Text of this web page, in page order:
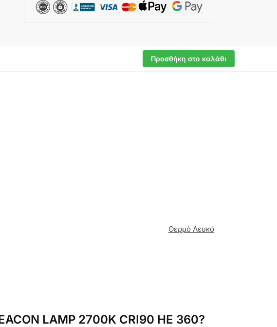
Προσθήκη στο καλάθι
Θερμό Λευκό
LAMP 2700K CRI90 HE 360?